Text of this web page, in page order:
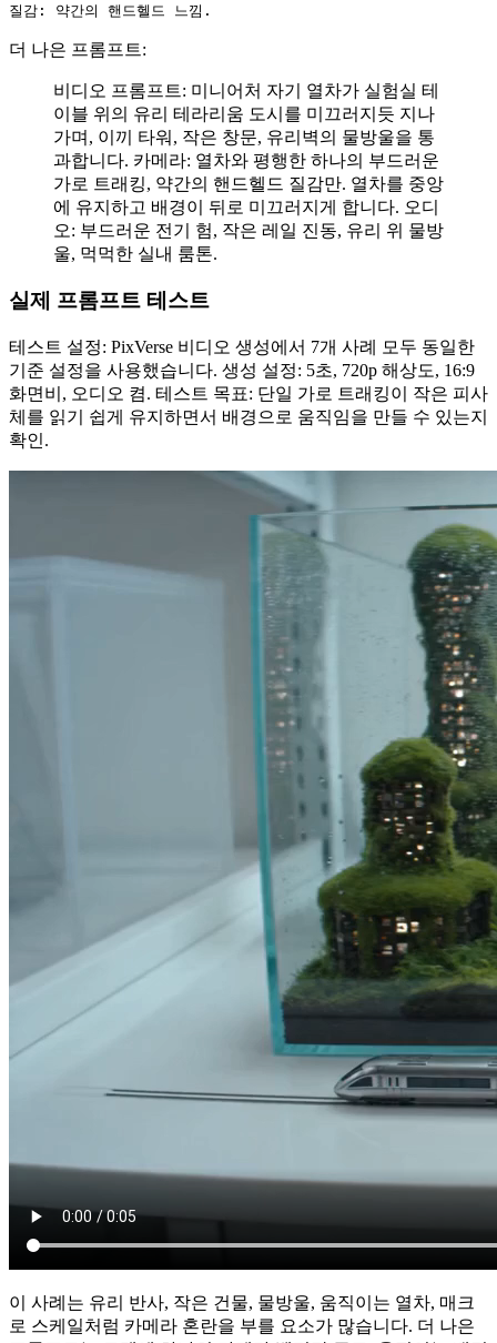
질감: 약간의 핸드헬드 느낌.
더 나은 프롬프트:
비디오 프롬프트: 미니어처 자기 열차가 실험실 테
이블 위의 유리 테라리움 도시를 미끄러지듯 지나
가며, 이끼 타워, 작은 창문, 유리벽의 물방울을 통
과합니다. 카메라: 열차와 평행한 하나의 부드러운
가로 트래킹, 약간의 핸드헬드 질감만. 열차를 중앙
에 유지하고 배경이 뒤로 미끄러지게 합니다. 오디
오: 부드러운 전기 험, 작은 레일 진동, 유리 위 물방
울, 먹먹한 실내 룸톤.
실제 프롬프트 테스트
테스트 설정: PixVerse 비디오 생성에서 7개 사례 모두 동일한
기준 설정을 사용했습니다. 생성 설정: 5초, 720p 해상도, 16:9
화면비, 오디오 켬. 테스트 목표: 단일 가로 트래킹이 작은 피사
체를 읽기 쉽게 유지하면서 배경으로 움직임을 만들 수 있는지
확인.
이 사례는 유리 반사, 작은 건물, 물방울, 움직이는 열차, 매크
로 스케일처럼 카메라 혼란을 부를 요소가 많습니다. 더 나은